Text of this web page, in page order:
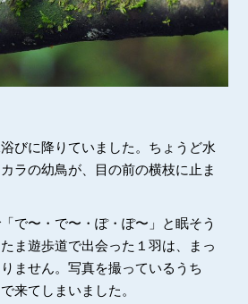
びに降りていました。ちょうど水
ラの幼鳥が、目の前の横枝に止ま
で〜・で〜・ぽ・ぽ〜」と眠そう
ま遊歩道で出会った１羽は、まっ
ません。写真を撮っているうち
来てしまいました。